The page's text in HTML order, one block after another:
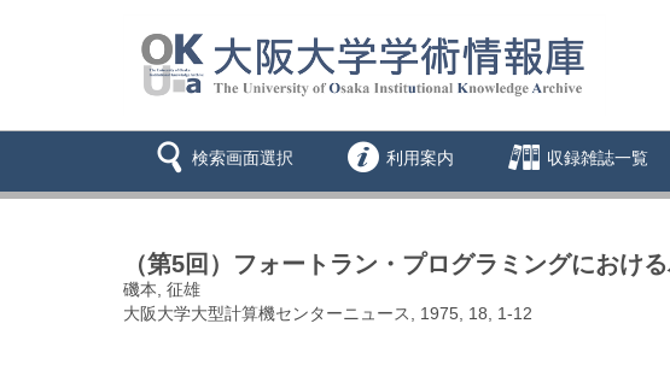
検索画面選択 利用案内 収録雑誌一覧
（第5回）フォートラン・プログラミングにおけ
磯本, 征雄
大阪大学大型計算機センターニュース, 1975, 18, 1-12